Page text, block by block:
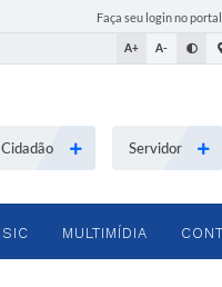
Faça seu login no portal
A+ A-
Cidadão Servidor
MULTIMÍDIA